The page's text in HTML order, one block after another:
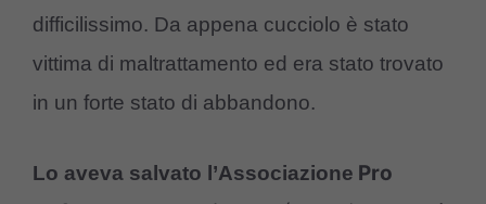
difficilissimo. Da appena cucciolo è stato
vittima di maltrattamento ed era stato trovato
in un forte stato di abbandono.
Lo aveva salvato l’Associazione Pro